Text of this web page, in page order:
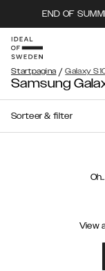
END OF
Startpagina / Galaxy
Samsung
Sorteer & filter
View